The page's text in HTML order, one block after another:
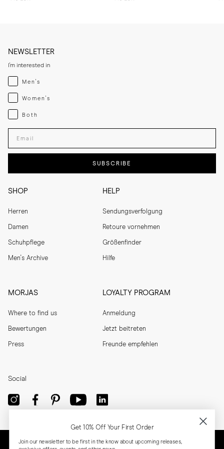
SHOP
Herren
Damen
Schuhpflege
Men's Archive
HELP
Sendungsverfolgung
Retoure vornehmen
Größenfinder
Hilfe
MORJAS
Where to find us
Bewertungen
Press
LOYALTY PROGRAM
Anmeldung
Jetzt beitreten
Freunde empfehlen
NEWSLETTER
I'm interested in
Menswear
Men's
Womenswear
Women's
Both
Both
Enter your email adress
SUBSCRIBE
Social
Get 10% Off Your First Order
Join our newsletter to be first in the know about upcoming releases,